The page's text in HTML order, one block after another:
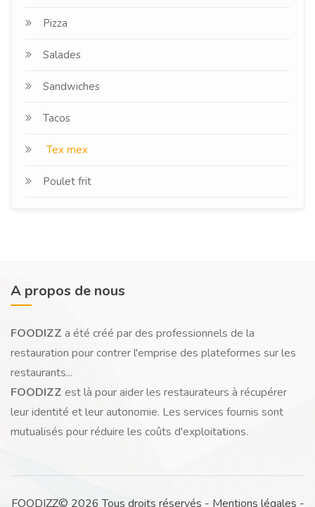
Pizza
Salades
Sandwiches
Tacos
Tex mex
Poulet frit
A propos de nous
FOODIZZ a été créé par des professionnels de la
restauration pour contrer l'emprise des plateformes sur les
restaurants...
FOODIZZ est là pour aider les restaurateurs à récupérer
leur identité et leur autonomie. Les services fournis sont
mutualisés pour réduire les coûts d'exploitations.
FOODIZZ© 2026 Tous droits réservés - Mentions légales -